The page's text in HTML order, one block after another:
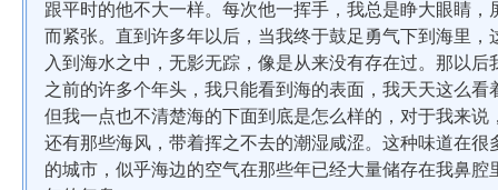
跟平时的他不大一样。每次他一挥手，我总是睁大眼睛
而紧张。直到许多年以后，当我终于鼓足勇气下到海里
入到海水之中，无影无踪，像是从来没有存在过。那以
之前的许多个年头，我只能看到海的表面，我天天这么
但我一点也不清楚海的下面到底是怎么样的，对于我来
还有那些海风，带着挥之不去的潮湿咸涩。这种味道在
的城市，似乎海边的空气在那些年已经大量储存在我鼻